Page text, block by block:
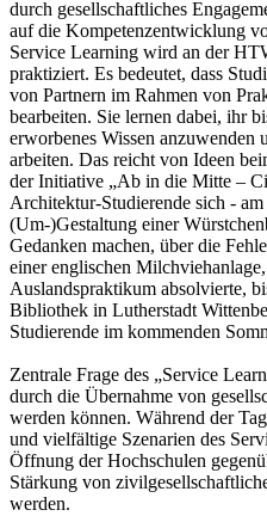
durch gesellschaftliches
auf die Kompetenzentwicklung
Service Learning wird an der
praktiziert. Es bedeutet, dass
von Partnern im Rahmen von
bearbeiten. Sie lernen dabei, ihr
erworbenes Wissen anzuwenden
arbeiten. Das reicht von Ideen
der Initiative „Ab in die Mitte –
Architektur-Studierende sich -
(Um-)Gestaltung einer
Gedanken machen, über die
einer englischen
Auslandspraktikum absolvierte,
Bibliothek in Lutherstadt
Studierende im kommenden
Zentrale Frage des „Service
durch die Übernahme von
werden können. Während der
und vielfältige Szenarien des
Öffnung der Hochschulen
Stärkung von
werden.